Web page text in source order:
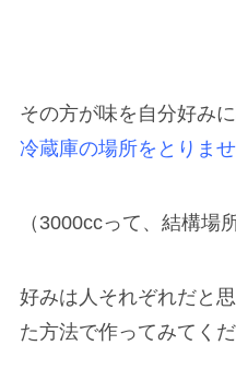
その方が味を自分好み
冷蔵庫の場所をとりませ
（3000ccって、結構場
好みは人それぞれだと
た方法で作ってみてくだ